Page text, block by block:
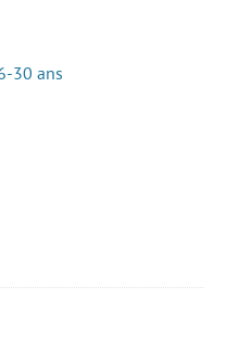
30 ans